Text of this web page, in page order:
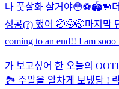
나 풋살화 살거야😳⚽️🏟️🥅
성공(?) 했어 🤭🤭🤭마지막
coming to an end!! I am
가 보고싶어 한 오늘의
🏞️ 주말을 알차게 보냈당 !